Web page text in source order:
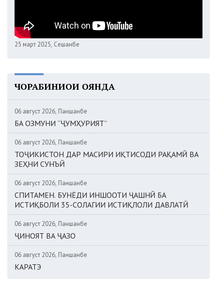
25 март 2025, Сешанбе
ЧОРАБИНИҲОИ ОЯНДА
06 август 2026, Панҷшанбе
БА ОЗМУНИ “ҶУМҲУРИЯТ”
06 август 2026, Панҷшанбе
ТОҶИКИСТОН ДАР МАСИРИ ИҚТИСОДИ РАҚАМӢ ВА
ЗЕҲНИ СУНЪӢ
06 август 2026, Панҷшанбе
СПИТАМЕН. БУНЁДИ ИНШООТИ ҶАШНӢ БА
ИСТИҚБОЛИ 35-СОЛАГИИ ИСТИҚЛОЛИ ДАВЛАТӢ
06 август 2026, Панҷшанбе
ҶИНОЯТ ВА ҶАЗО
06 август 2026, Панҷшанбе
КАРАТЭ